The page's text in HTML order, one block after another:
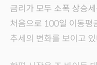
금리가 모두 소폭 상승
처음으로 100일 이동평
추세의 변화를 보이고 있